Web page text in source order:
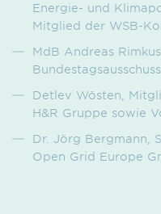
Energie- und
Mitglied der WSB-
MdB Andreas
Detlev Wösten,
H&R Gruppe sowie
Dr. Jörg Bergmann,
Open Grid Europe